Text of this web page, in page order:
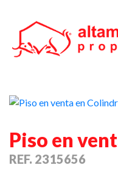
Previous
Piso en
REF. 2315656